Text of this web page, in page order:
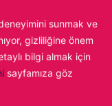
sunmak ve
gizliliğine önem
bilgi almak için
sayfamıza göz